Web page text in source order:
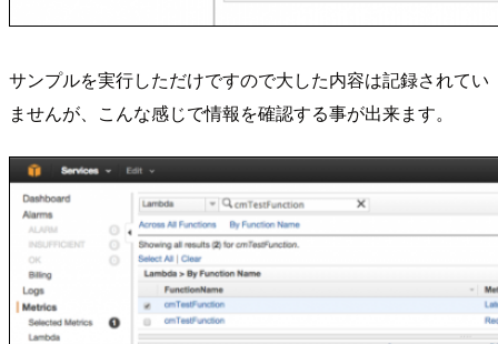
サンプルを実行しただけですので大した内容は記録されてい
ませんが、こんな感じで情報を確認する事が出来ます。